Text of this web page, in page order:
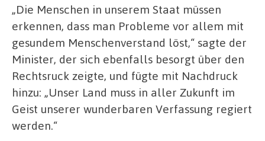
„Die Menschen in unserem Staat müssen
erkennen, dass man Probleme vor allem mit
gesundem Menschenverstand löst,“ sagte der
Minister, der sich ebenfalls besorgt über den
Rechtsruck zeigte, und fügte mit Nachdruck
hinzu: „Unser Land muss in aller Zukunft im
Geist unserer wunderbaren Verfassung regiert
werden.“